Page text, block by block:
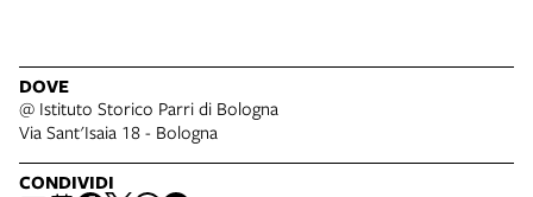
DOVE
@ Istituto Storico Parri di Bologna
Via Sant'Isaia 18 - Bologna
CONDIVIDI